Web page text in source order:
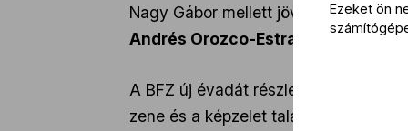
Nagy Gábor mellett jövőre visszatér
Andrés Orozco-Estrada
először
A BFZ új évadát részletesen
zene és a képzelet találkozását
Ezeket ön